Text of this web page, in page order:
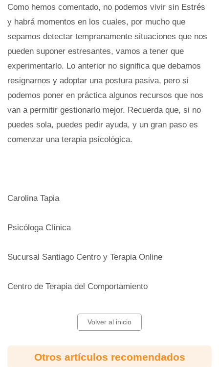
Como hemos comentado, no podemos vivir sin Estrés
y habrá momentos en los cuales, por mucho que
sepamos detectar tempranamente situaciones que nos
pueden suponer estresantes, vamos a tener que
experimentarlo. Lo anterior no significa que debamos
resignarnos y adoptar una postura pasiva, pero si
podemos poner en práctica algunos recursos que nos
van a permitir gestionarlo mejor. Recuerda que, si no
puedes sola, puedes pedir ayuda, y un gran paso es
comenzar una terapia psicológica.
Carolina Tapia
Psicóloga Clínica
Sucursal Santiago Centro y Terapia Online
Centro de Terapia del Comportamiento
Volver al inicio
Otros artículos recomendados